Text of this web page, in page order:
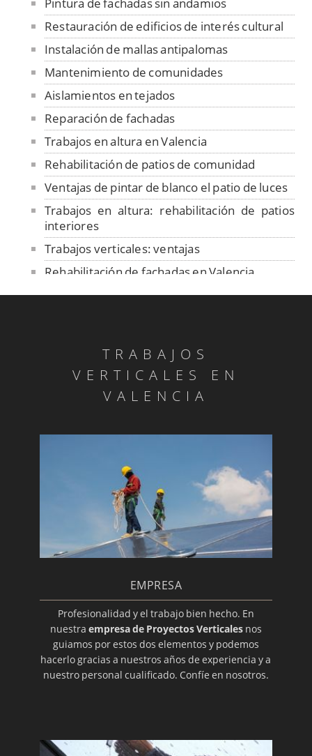
Restauración de edificios de interés cultural
Instalación de mallas antipalomas
Mantenimiento de comunidades
Aislamientos en tejados
Reparación de fachadas
Trabajos en altura en Valencia
Rehabilitación de patios de comunidad
Ventajas de pintar de blanco el patio de luces
Trabajos en altura: rehabilitación de patios
interiores
Trabajos verticales: ventajas
Rehabilitación de fachadas en Valencia.
TRABAJOS
VERTICALES EN
VALENCIA
EMPRESA
Profesionalidad y el trabajo bien hecho. En
nuestra empresa de Proyectos Verticalesnos
guiamos por estos dos elementos y podemos
hacerlo gracias a nuestros años de experiencia y a
nuestro personal cualificado. Confíe en nosotros.